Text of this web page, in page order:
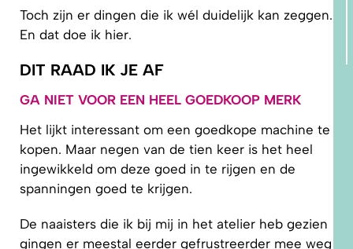
Toch zijn er dingen die ik wél duidelijk kan zeggen.
En dat doe ik hier.
DIT RAAD IK JE AF
GA NIET VOOR EEN HEEL GOEDKOOP MERK
Het lijkt interessant om een goedkope machine te
kopen. Maar negen van de tien keer is het heel
ingewikkeld om deze goed in te rijgen en de
spanningen goed te krijgen.
De naaisters die ik bij mij in het atelier heb gezien
gingen er meestal eerder gefrustreerder mee weg